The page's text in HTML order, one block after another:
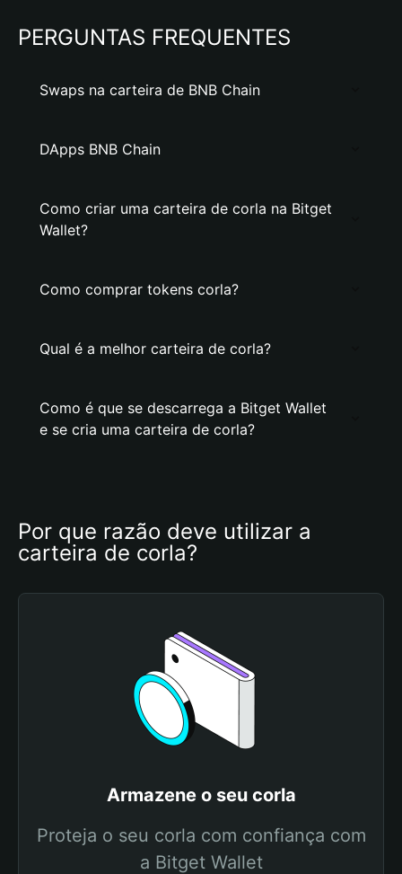
PERGUNTAS FREQUENTES
Swaps na carteira de BNB Chain
DApps BNB Chain
Como criar uma carteira de corla na Bitget
Wallet?
Como comprar tokens corla?
Qual é a melhor carteira de corla?
Como é que se descarrega a Bitget Wallet
e se cria uma carteira de corla?
Por que razão deve utilizar a
carteira de corla?
Armazene o seu corla
Proteja o seu corla com confiança com
a Bitget Wallet